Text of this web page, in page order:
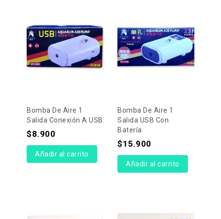
Bomba De Aire 1
Salida Conexión A USB
$8.900
Añadir al carrito
Bomba De Aire 1
Salida USB Con
Batería
$15.900
Añadir al carrito